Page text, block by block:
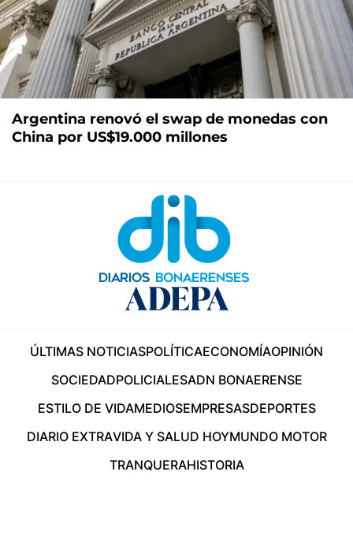
Argentina renovó el swap de monedas con
China por US$19.000 millones
ÚLTIMAS NOTICIASPOLÍTICAECONOMÍAOPINIÓN
SOCIEDADPOLICIALESADN BONAERENSE
ESTILO DE VIDAMEDIOSEMPRESASDEPORTES
DIARIO EXTRAVIDA Y SALUD HOYMUNDO MOTOR
TRANQUERAHISTORIA